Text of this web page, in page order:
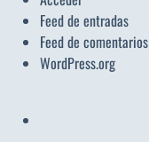
Feed de entradas
Feed de comentarios
WordPress.org